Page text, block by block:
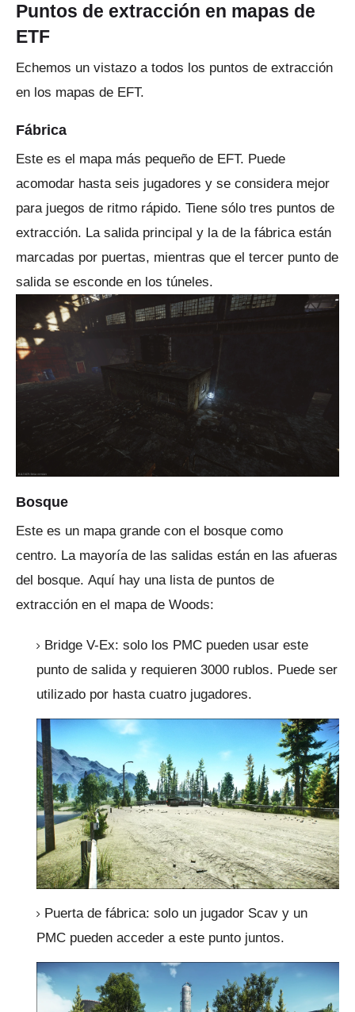
Puntos de extracción en mapas de
ETF
Echemos un vistazo a todos los puntos de extracción
en los mapas de EFT.
Fábrica
Este es el mapa más pequeño de EFT. Puede
acomodar hasta seis jugadores y se considera mejor
para juegos de ritmo rápido. Tiene sólo tres puntos de
extracción. La salida principal y la de la fábrica están
marcadas por puertas, mientras que el tercer punto de
salida se esconde en los túneles.
Bosque
Este es un mapa grande con el bosque como
centro. La mayoría de las salidas están en las afueras
del bosque. Aquí hay una lista de puntos de
extracción en el mapa de Woods:
Bridge V-Ex: solo los PMC pueden usar este
punto de salida y requieren 3000 rublos. Puede ser
utilizado por hasta cuatro jugadores.
Puerta de fábrica: solo un jugador Scav y un
PMC pueden acceder a este punto juntos.